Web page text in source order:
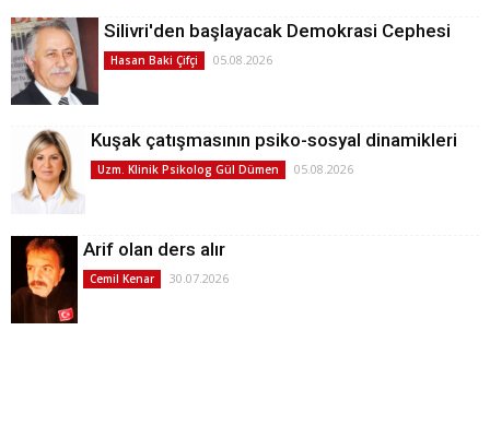
Silivri'den başlayacak Demokrasi Cephesi
Hasan Baki Çifçi 05.08.2026
Kuşak çatışmasının psiko-sosyal dinamikleri
Uzm. Klinik Psikolog Gül Dümen 05.08.2026
Arif olan ders alır
Cemil Kenar 30.07.2026